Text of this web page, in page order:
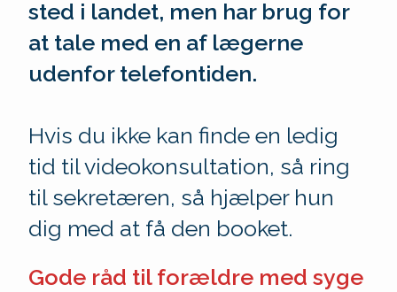
sted i landet, men har brug for
at tale med en af lægerne
udenfor telefontiden.
Hvis du ikke kan finde en ledig
tid til videokonsultation, så ring
til sekretæren, så hjælper hun
dig med at få den booket.
Gode råd til forældre med syge